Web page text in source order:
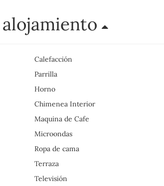
Calefacción
Parrilla
Horno
Chimenea Interior
Maquina de Cafe
Microondas
Ropa de cama
Terraza
Televisión